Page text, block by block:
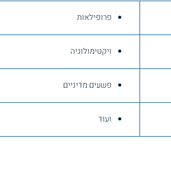
פרופילאות
ויקטימולוגיה
פשעים מדיניים
ועוד